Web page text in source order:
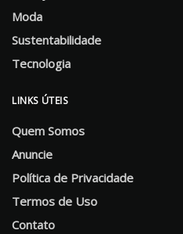
Moda
Sustentabilidade
Tecnologia
LINKS ÚTEIS
Quem Somos
Anuncie
Política de Privacidade
Termos de Uso
Contato